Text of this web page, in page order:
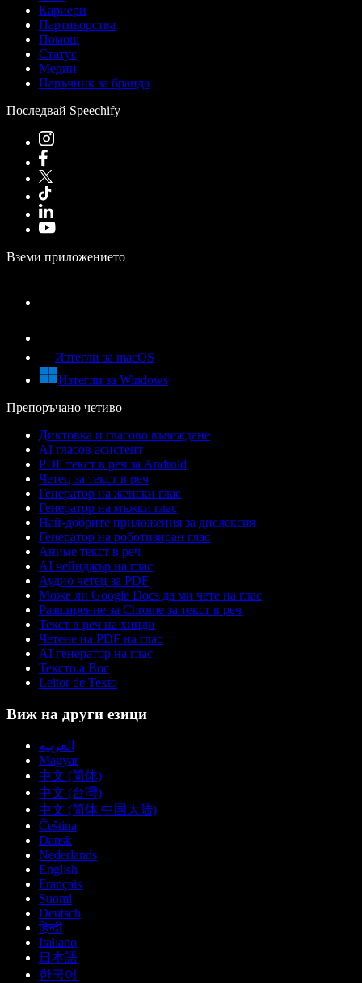
Кариери
Партньорства
Помощ
Статус
Медии
Наръчник за бранда
Последвай Speechify
Вземи приложението
Изтегли за macOS
Изтегли за Windows
Препоръчано четиво
Диктовка и гласово въвеждане
AI гласов асистент
PDF текст в реч за Android
Четец за текст в реч
Генератор на женски глас
Генератор на мъжки глас
Най-добрите приложения за дислексия
Генератор на роботизиран глас
Аниме текст в реч
AI чейнджър на глас
Аудио четец за PDF
Може ли Google Docs да ми чете на глас
Разширение за Chrome за текст в реч
Текст в реч на хинди
Четене на PDF на глас
AI генератор на глас
Тексто а Вос
Leitor de Texto
Виж на други езици
العربية
Magyar
中文 (简体)
中文 (台灣)
中文 (简体 中国大陆)
Čeština
Dansk
Nederlands
English
Français
Suomi
Deutsch
हिन्दी
Italiano
日本語
한국어